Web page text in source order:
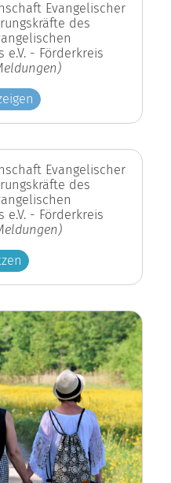
Evangelischer
des
e.V. - Förderkreis
Evangelischer
des
e.V. - Förderkreis